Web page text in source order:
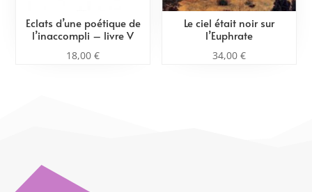
Eclats d’une poétique de
l’inaccompli – livre V
18,00€
Le ciel était noir sur
l’Euphrate
34,00 €